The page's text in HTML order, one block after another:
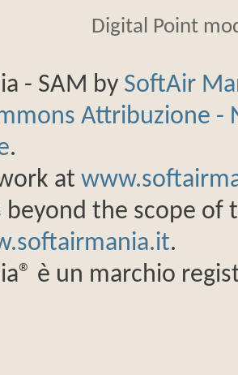
Digital Point
- SAM by SoftAir
Attribuzione
.
at
beyond the scope of
.
è un marchio